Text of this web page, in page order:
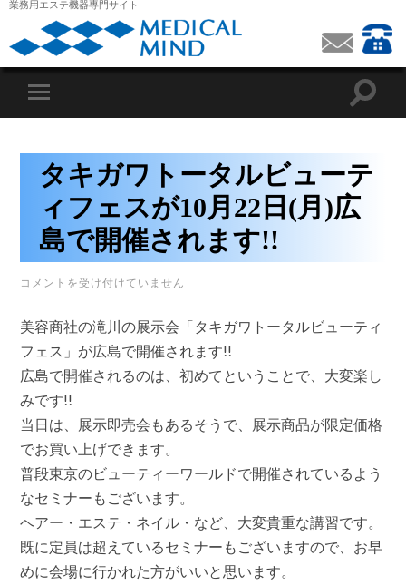
業務用エステ機器専門サイト
タキガワトータルビューテ
ィフェスが10月22日(月)広
島で開催されます!!
タ
ワ
ー
タ
ビ
ュ
ー
テ
ィ
フ
ェ
が
10
月
22
コメントを受け付けていません
美容商社の滝川の展示会「タキガワトータルビューティ
フェス」が広島で開催されます!!
広島で開催されるのは、初めてということで、大変楽し
みです!!
当日は、展示即売会もあるそうで、展示商品が限定価格
でお買い上げできます。
普段東京のビューティーワールドで開催されているよう
なセミナーもございます。
ヘアー・エステ・ネイル・など、大変貴重な講習です。
既に定員は超えているセミナーもございますので、お早
めに会場に行かれた方がいいと思います。